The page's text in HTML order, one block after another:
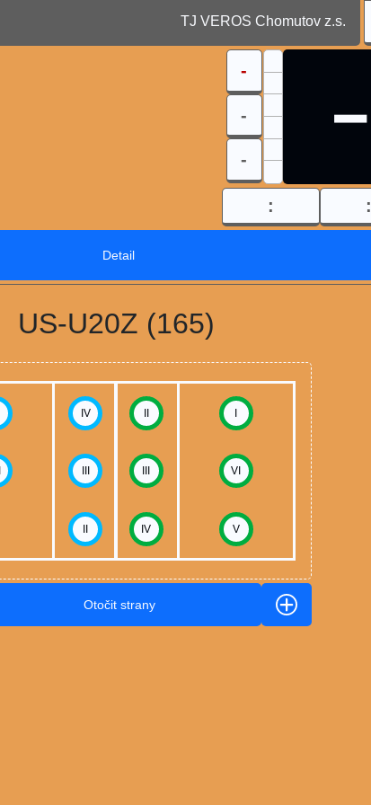
TJ VEROS Chomutov z.s.
-
-
-
-
: :
Detail
US-U20Z (165)
IV II I
VI
IV V
Otočit strany